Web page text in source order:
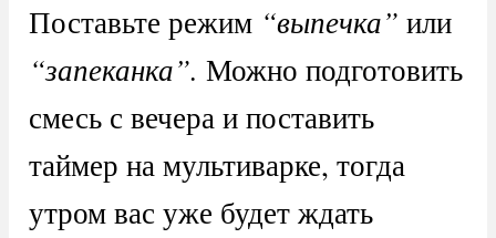
Поставьте режим “выпечка” или
“запеканка”. Можно подготовить
смесь с вечера и поставить
таймер на мультиварке, тогда
утром вас уже будет ждать